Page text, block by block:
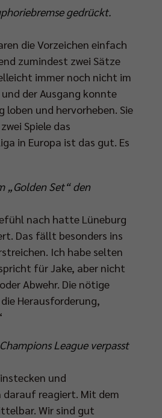
gedrückt.
die Vorzeichen einfach
zumindest zwei Sätze
immer noch nicht im
der Ausgang konnte
und hervorheben. Sie
Spiele das
in Europa ist das gut. Es
„Golden Set“ den
nach hatte Lüneburg
Das fällt besonders ins
Ich habe selten
für Jake, aber nicht
Abwehr. Die nötige
Herausforderung,
League verpasst
und
darauf reagiert. Mit dem
Wir sind gut